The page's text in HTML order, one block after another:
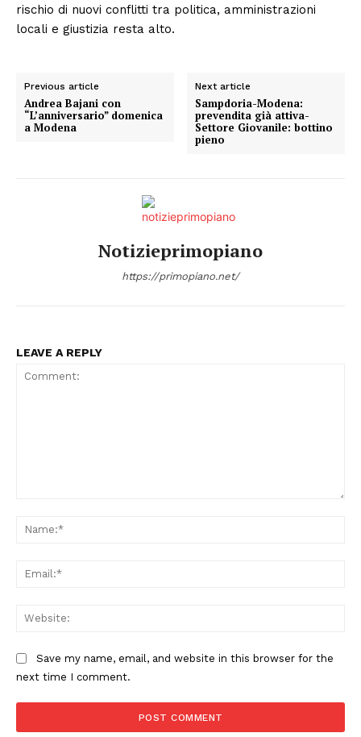
Condividi
rischio di nuovi conflitti tra politica, amministrazioni
locali e giustizia resta alto.
Previous article
Andrea Bajani con
“L’anniversario” domenica
a Modena
Next article
Sampdoria-Modena:
prevendita già attiva-
Settore Giovanile: bottino
pieno
Notizieprimopiano
https://primopiano.net/
LEAVE A REPLY
Save my name, email, and website in this browser for the
next time I comment.